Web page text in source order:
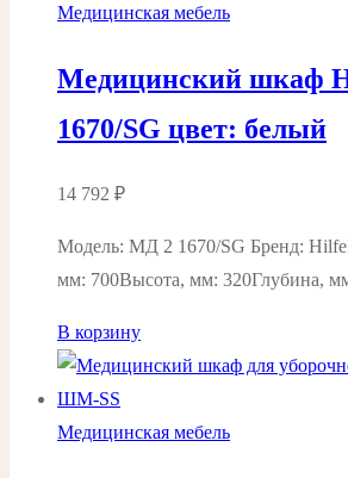
Медицинская мебель
Медицинский шкаф
1670/SG цвет: белый
14 792 ₽
Модель: MД 2 1670/SG Бренд:
мм: 700Высота, мм: 320Глубина,
В корзину
Медицинская мебель